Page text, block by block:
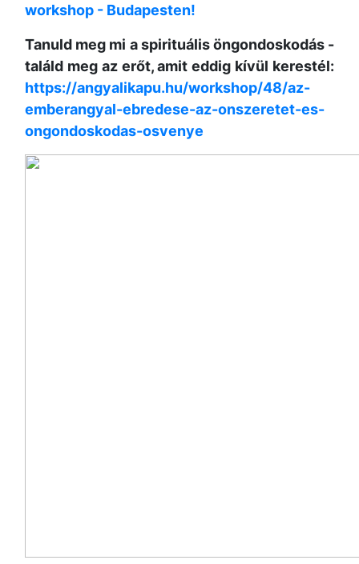
workshop - Budapesten!
Tanuld meg mi a spirituális öngondoskodás -
találd meg az erőt,amit eddig kívül kerestél:
https://angyalikapu.hu/workshop/48/az-
emberangyal-ebredese-az-onszeretet-es-
ongondoskodas-osvenye